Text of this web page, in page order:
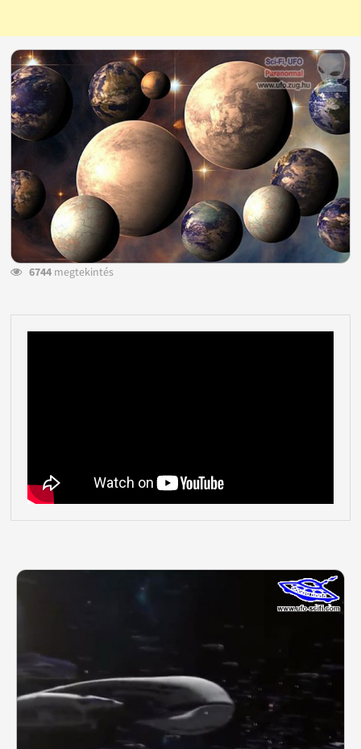
6744megtekintés